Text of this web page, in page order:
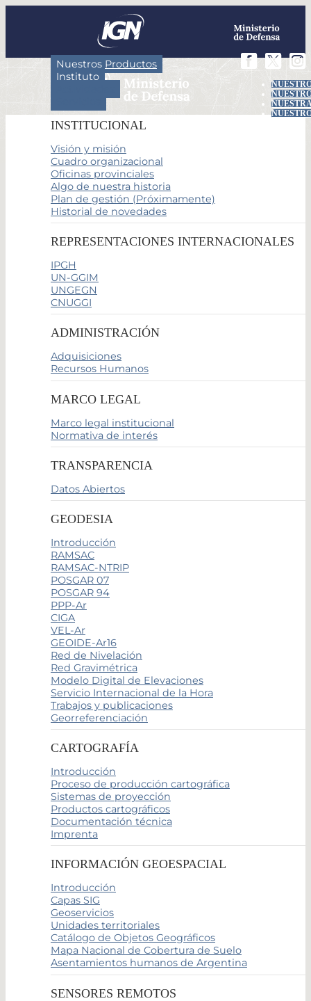
Nuestros Productos
Instituto
INSTITUCIONAL
Visión y misión
Cuadro organizacional
Oficinas provinciales
Algo de nuestra historia
Plan de gestión (Próximamente)
Historial de novedades
REPRESENTACIONES INTERNACIONALES
IPGH
UN-GGIM
UNGEGN
CNUGGI
ADMINISTRACIÓN
Adquisiciones
Recursos Humanos
MARCO LEGAL
Marco legal institucional
Normativa de interés
TRANSPARENCIA
Datos Abiertos
GEODESIA
Introducción
RAMSAC
RAMSAC-NTRIP
POSGAR 07
POSGAR 94
PPP-Ar
CIGA
VEL-Ar
GEOIDE-Ar16
Red de Nivelación
Red Gravimétrica
Modelo Digital de Elevaciones
Servicio Internacional de la Hora
Trabajos y publicaciones
Georreferenciación
CARTOGRAFÍA
Introducción
Proceso de producción cartográfica
Sistemas de proyección
Productos cartográficos
Documentación técnica
Imprenta
INFORMACIÓN GEOESPACIAL
Introducción
Capas SIG
Geoservicios
Unidades territoriales
Catálogo de Objetos Geográficos
Mapa Nacional de Cobertura de Suelo
Asentamientos humanos de Argentina
SENSORES REMOTOS